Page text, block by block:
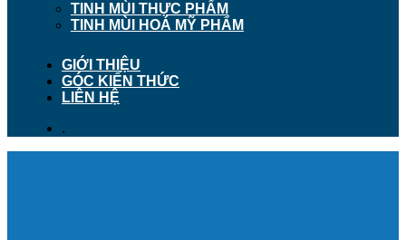
TINH MÙI THỰC PHẨM
TINH MÙI HOÁ MỸ PHẨM
GIỚI THIỆU
GÓC KIẾN THỨC
LIÊN HỆ
.